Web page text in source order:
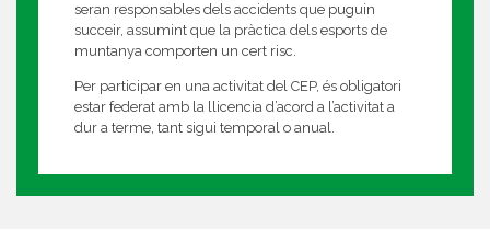
seran responsables dels accidents que puguin
succeir, assumint que la pràctica dels esports de
muntanya comporten un cert risc.
Per participar en una activitat del CEP, és obligatori
estar federat amb la llicencia d’acord a l’activitat a
dur a terme, tant sigui temporal o anual.